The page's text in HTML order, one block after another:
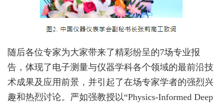
随后各位专家为大家带来了精彩纷呈的7场专业报
告，体现了电子测量与仪器学科各个领域的最前沿技
术成果及应用前景，并引起了在场专家学者的强烈兴
趣和热烈讨论。严如强教授以“Physics-Informed Deep